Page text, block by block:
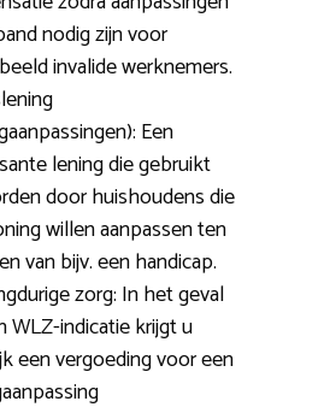
nodig zijn voor
invalide werknemers.
Een
lening die gebruikt
door huishoudens die
willen aanpassen ten
van bijv. een handicap.
zorg: In het geval
WLZ-indicatie krijgt u
een vergoeding voor een